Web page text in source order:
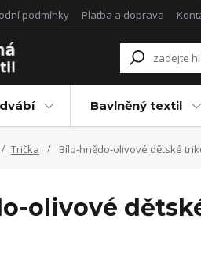
podmínky Platba a doprava
Bavlněný textil
Trička Bílo-hnědo-olivové dětské
olivové